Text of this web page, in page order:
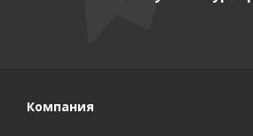
Компания